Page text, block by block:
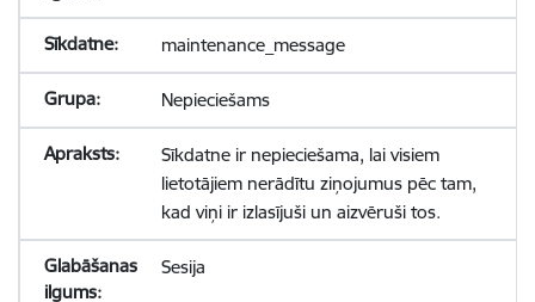
maintenance_message
Nepieciešams
Sīkdatne ir nepieciešama, lai visiem
lietotājiem nerādītu ziņojumus pēc tam,
kad viņi ir izlasījuši un aizvēruši tos.
Sesija